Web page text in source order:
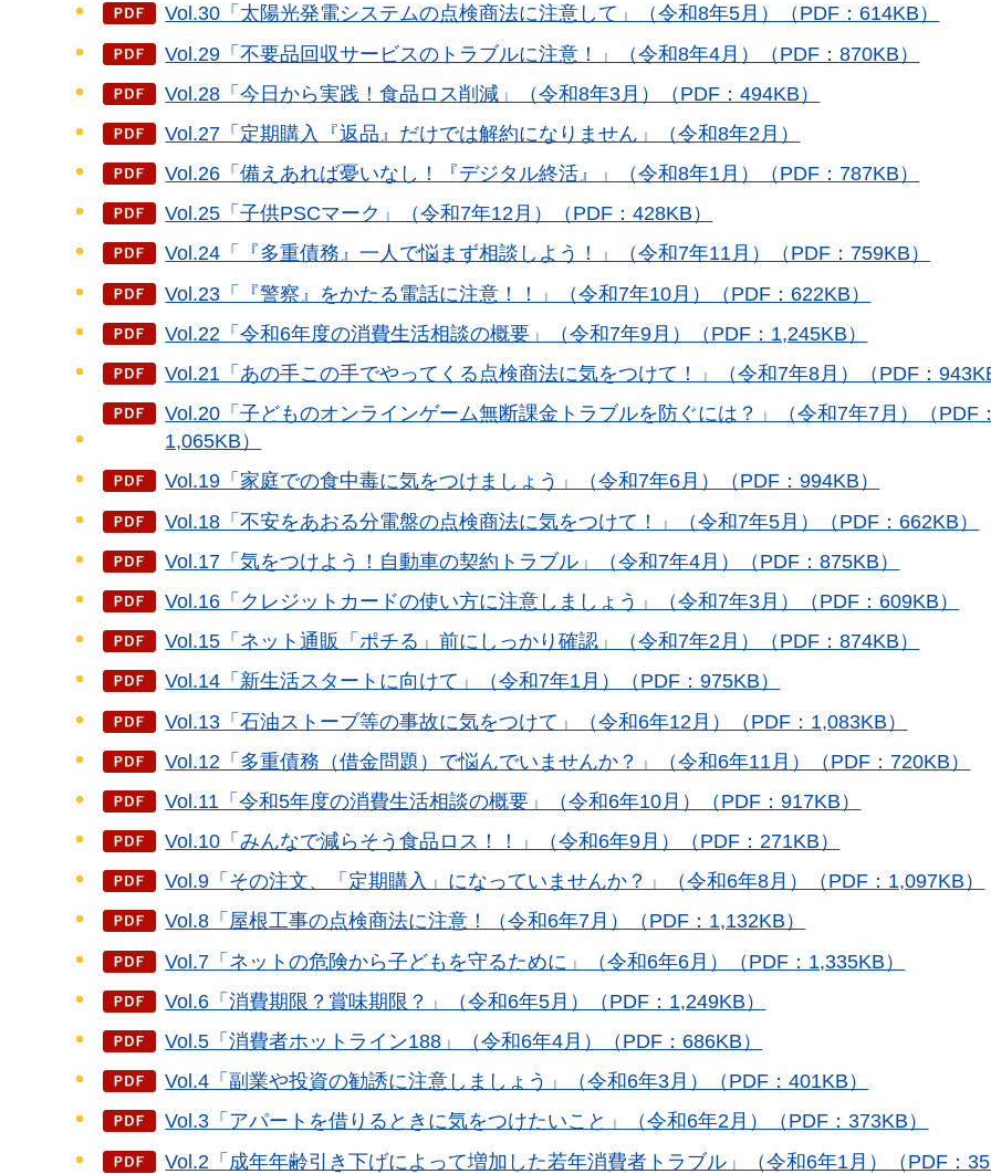
Vol.30「太陽光発電システムの点検商法に注意して」（令和8年5月）（PDF：614KB）
Vol.29「不要品回収サービスのトラブルに注意！」（令和8年4月）（PDF：870KB）
Vol.28「今日から実践！食品ロス削減」（令和8年3月）（PDF：494KB）
Vol.27「定期購入『返品』だけでは解約になりません」（令和8年2月）
Vol.26「備えあれば憂いなし！『デジタル終活』」（令和8年1月）（PDF：787KB）
Vol.25「子供PSCマーク」（令和7年12月）（PDF：428KB）
Vol.24「『多重債務』一人で悩まず相談しよう！」（令和7年11月）（PDF：759KB）
Vol.23「『警察』をかたる電話に注意！！」（令和7年10月）（PDF：622KB）
Vol.22「令和6年度の消費生活相談の概要」（令和7年9月）（PDF：1,245KB）
Vol.21「あの手この手でやってくる点検商法に気をつけて！」（令和7年8月）（PDF：
Vol.20「子どものオンラインゲーム無断課金トラブルを防ぐには？」（令和7年7月）（PDF
1,065KB）
Vol.19「家庭での食中毒に気をつけましょう」（令和7年6月）（PDF：994KB）
Vol.18「不安をあおる分電盤の点検商法に気をつけて！」（令和7年5月）（PDF：662KB）
Vol.17「気をつけよう！自動車の契約トラブル」（令和7年4月）（PDF：875KB）
Vol.16「クレジットカードの使い方に注意しましょう」（令和7年3月）（PDF：609KB）
Vol.15「ネット通販「ポチる」前にしっかり確認」（令和7年2月）（PDF：874KB）
Vol.14「新生活スタートに向けて」（令和7年1月）（PDF：975KB）
Vol.13「石油ストーブ等の事故に気をつけて」（令和6年12月）（PDF：1,083KB）
Vol.12「多重債務（借金問題）で悩んでいませんか？」（令和6年11月）（PDF：720KB）
Vol.11「令和5年度の消費生活相談の概要」（令和6年10月）（PDF：917KB）
Vol.10「みんなで減らそう食品ロス！！」（令和6年9月）（PDF：271KB）
Vol.9「その注文、「定期購入」になっていませんか？」（令和6年8月）（PDF：1,097KB）
Vol.8「屋根工事の点検商法に注意！（令和6年7月）（PDF：1,132KB）
Vol.7「ネットの危険から子どもを守るために」（令和6年6月）（PDF：1,335KB）
Vol.6「消費期限？賞味期限？」（令和6年5月）（PDF：1,249KB）
Vol.5「消費者ホットライン188」（令和6年4月）（PDF：686KB）
Vol.4「副業や投資の勧誘に注意しましょう」（令和6年3月）（PDF：401KB）
Vol.3「アパートを借りるときに気をつけたいこと」（令和6年2月）（PDF：373KB）
Vol.2「成年年齢引き下げによって増加した若年消費者トラブル」（令和6年1月）（PDF：